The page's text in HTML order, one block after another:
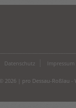
Datenschutz Impressum
© 2026 | pro Dessau-Roßlau -